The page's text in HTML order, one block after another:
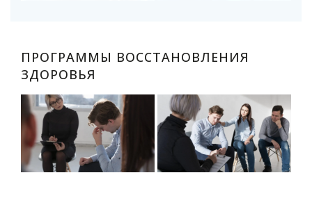
ПРОГРАММЫ ВОССТАНОВЛЕНИЯ
ЗДОРОВЬЯ